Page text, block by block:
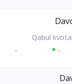
- -